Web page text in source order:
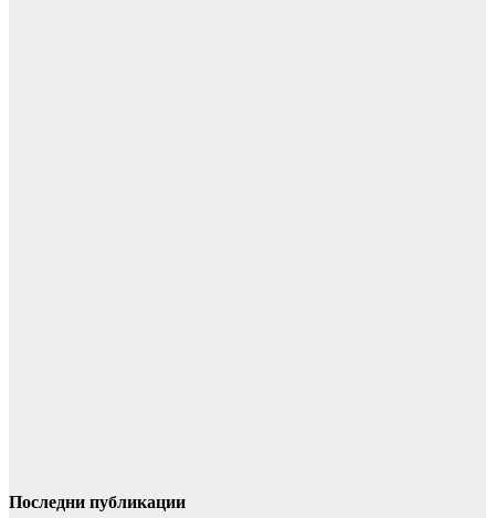
Последни публикации